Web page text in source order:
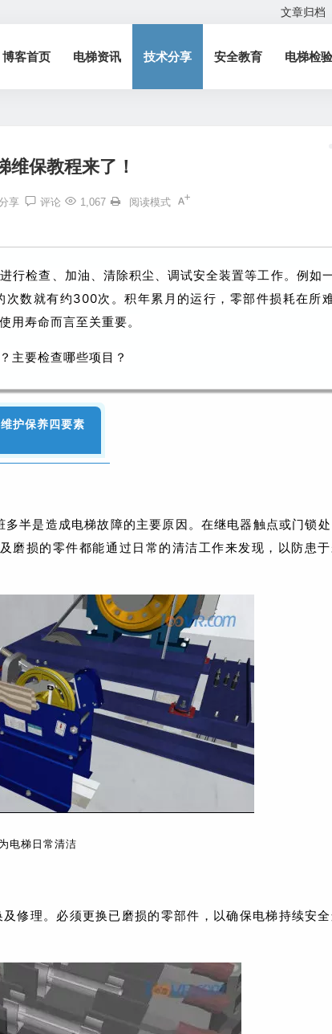
文章归档
博客首页 电梯资讯 技术分享 安全教育 电梯检验
维保教程来了！
享 评论 1,067 阅读模式
行检查、加油、清除积尘、调试安全装置等工作。 例如
次数就有约300次。积年累月的运行，零部件损耗在所
用寿命而言至关重要。
主要检查哪些项目？
护保养四要素
半是造成电梯故障的主要原因。在继电器触点或门锁
磨损的零件都能通过日常的清洁工作来发现，以防患
电梯日常清洁
修理。必须更换已磨损的零部件，以确保电梯持续安